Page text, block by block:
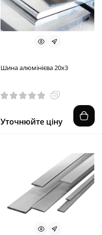
Шина алюмінієва 20х3
Уточнюйте ціну